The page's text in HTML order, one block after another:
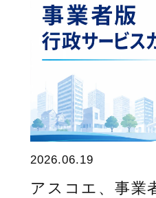
2026.06.19
アスコエ、事業